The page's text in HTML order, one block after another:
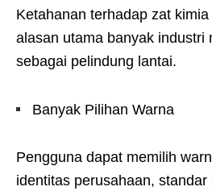
Ketahanan terhadap zat
alasan utama banyak industri
sebagai pelindung lantai.
Banyak Pilihan Warna
Pengguna dapat memilih
identitas perusahaan,